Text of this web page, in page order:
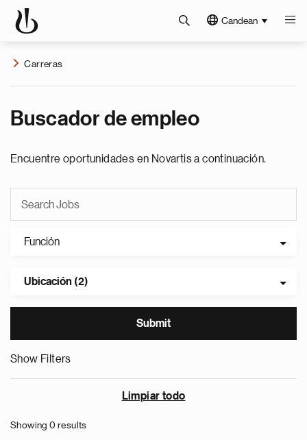
Candean
Carreras
Buscador de empleo
Encuentre oportunidades en Novartis a continuación.
Función
Ubicación (2)
Show Filters
Limpiar todo
Showing 0 results